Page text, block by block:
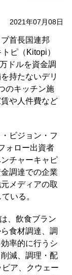
2021年07月08日
首長国連邦
ピ（Kitopi）
ドルを資金調
持たないデリ
のキッチン施
や人件費など
ビジョン・フ
ォロー出資者
チャーキャピ
調達での企業
メディアの取
いる。
、飲食ブラン
食材調達、調
率的に行うシ
減、調理・配
ア、クウェー